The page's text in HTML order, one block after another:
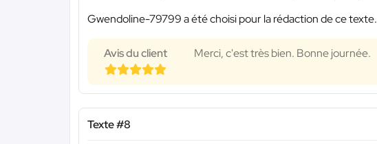
Gwendoline-79799 a été choisi pour la rédaction de ce texte.
Avis du client Merci, c'est très bien. Bonne journée.
Texte #8